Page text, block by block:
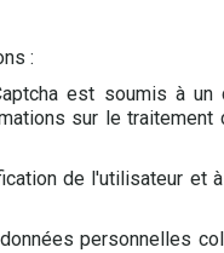
:
est soumis à un
sur le traitement
de l'utilisateur et
personnelles